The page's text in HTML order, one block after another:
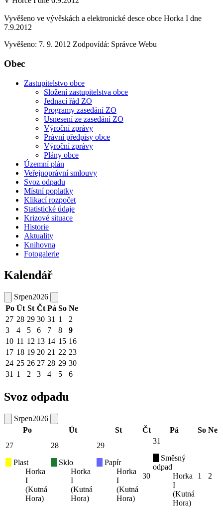
Vyvěšeno ve vývěskách a elektronické desce obce Horka I dne
7.9.2012
Vyvěšeno: 7. 9. 2012 Zodpovídá: Správce Webu
Obec
Zastupitelstvo obce
Složení zastupitelstva obce
Jednací řád ZO
Programy zasedání ZO
Usnesení ze zasedání ZO
Výroční zprávy
Právní předpisy obce
Výroční zprávy
Plány obce
Územní plán
Veřejnoprávní smlouvy
Svoz odpadu
Místní poplatky
Klikací rozpočet
Statistické údaje
Krizové situace
Historie
Aktuality
Knihovna
Fotogalerie
Kalendář
Srpen2026
Po Út St Čt Pá So Ne
27 28 29 30 31 1
2
3
4 5 6 7 8
9
10 11 12 13 14 15 16
17 18 19 20 21 22 23
24 25 26 27 28 29 30
31 1 2 3 4 5 6
Svoz odpadu
Srpen2026
Po
Út St Čt Pá So Ne
27
Plast
Horka
I
(Kutná
Hora)
28
Sklo
Horka
I
(Kutná
Hora)
29
Papír
Horka
I
(Kutná
Hora)
30
31
Směsný
odpad
Horka
I
(Kutná
Hora)
1 2